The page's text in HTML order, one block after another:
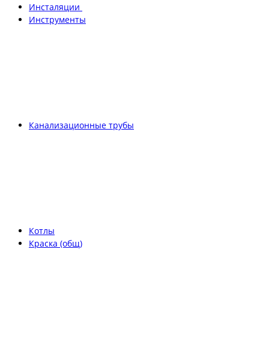
Инсталяции
Инструменты
Канализационные трубы
Котлы
Краска (общ)